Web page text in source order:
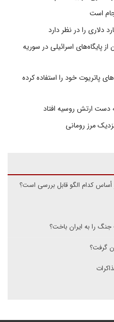
است
پایگاه‌های اسرائیلی در سوریه
از موشک‌های پاتریوت خود را استفاده کرده
دست ارتش روسیه افتاد
مرز رومانی
أساس کدام الگو قابل بررسی است؟
را به ایران باخت؟
گرفت؟